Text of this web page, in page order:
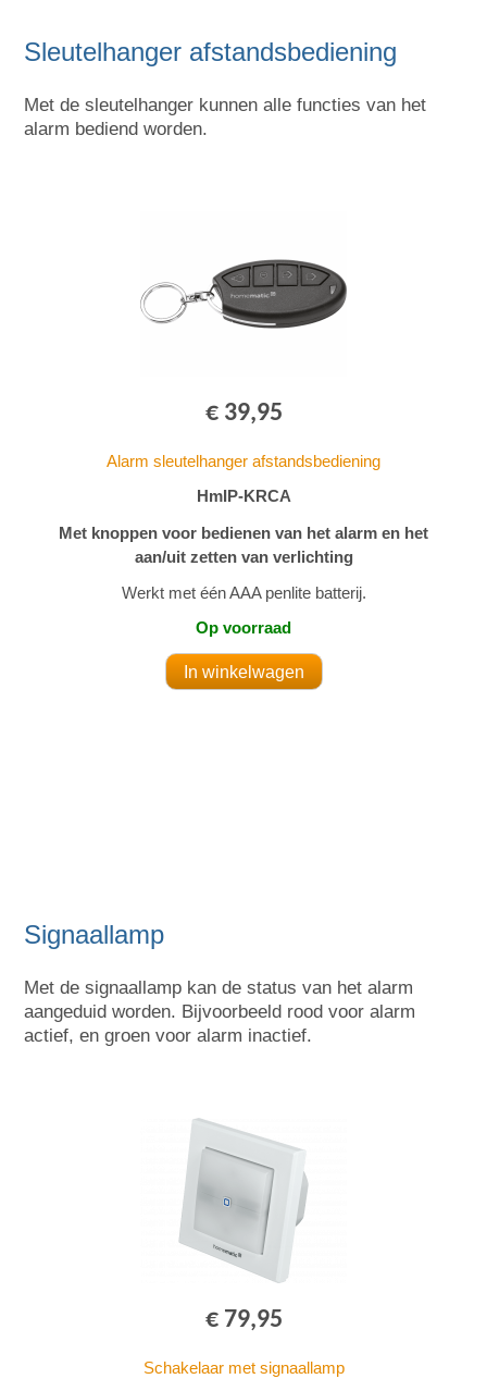
Sleutelhanger afstandsbediening
Met de sleutelhanger kunnen alle functies van het
alarm bediend worden.
€ 39,95
Alarm sleutelhanger afstandsbediening
HmIP-KRCA
Met knoppen voor bedienen van het alarm en het
aan/uit zetten van verlichting
Werkt met één AAA penlite batterij.
Op voorraad
Signaallamp
Met de signaallamp kan de status van het alarm
aangeduid worden. Bijvoorbeeld rood voor alarm
actief, en groen voor alarm inactief.
€ 79,95
Schakelaar met signaallamp